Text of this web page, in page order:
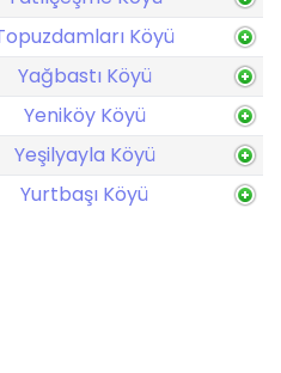
Köyü
Yağbastı Köyü
Yeniköy Köyü
Yeşilyayla Köyü
Yurtbaşı Köyü